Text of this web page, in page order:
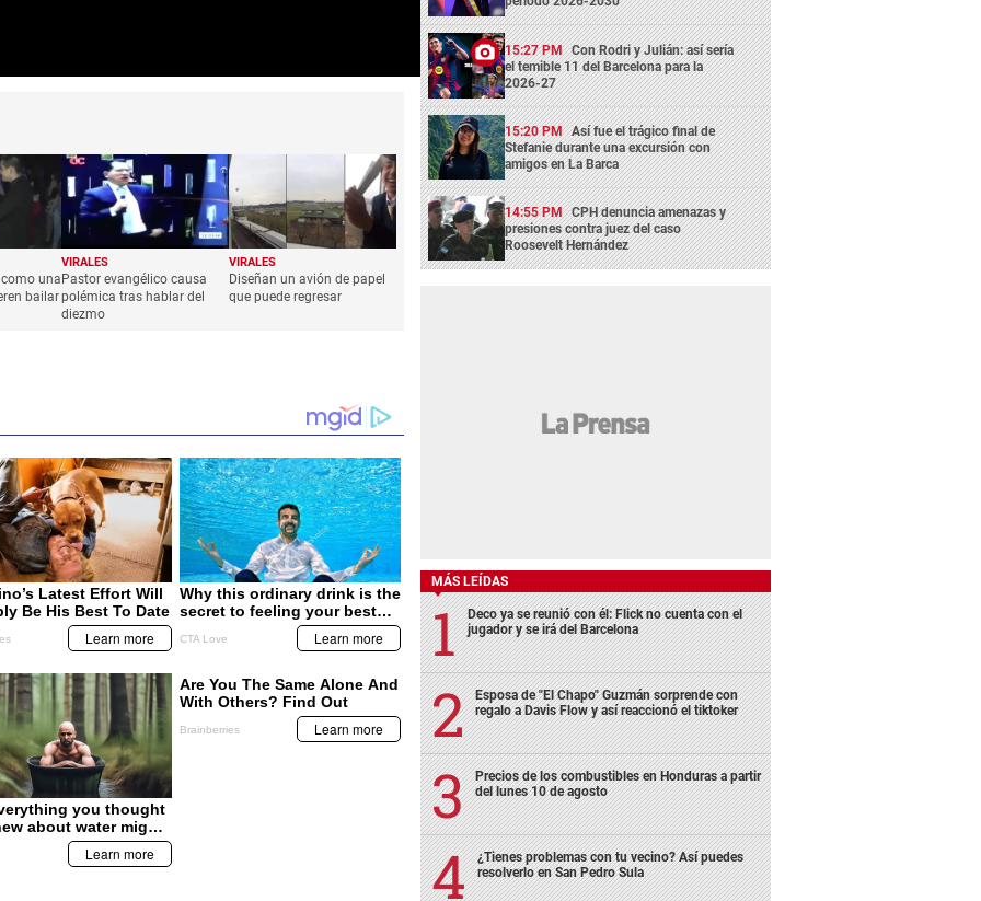
una
bailar
VIRALES
Pastor evangélico causa
polémica tras hablar del
diezmo
VIRALES
Diseñan un avión de papel
que puede regresar
15:27 PM Con Rodri y Julián: así sería
el temible 11 del Barcelona para la
2026-27
15:20 PM Así fue el trágico final de
Stefanie durante una excursión con
amigos en La Barca
14:55 PM CPH denuncia amenazas y
presiones contra juez del caso
Roosevelt Hernández
MÁS LEÍDAS
Deco ya se reunió con él: Flick no cuenta con el
jugador y se irá del Barcelona
Esposa de "El Chapo" Guzmán sorprende con
regalo a Davis Flow y así reaccionó el tiktoker
Precios de los combustibles en Honduras a partir
del lunes 10 de agosto
¿Tienes problemas con tu vecino? Así puedes
resolverlo en San Pedro Sula